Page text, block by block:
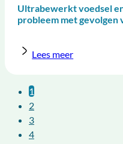
Ultrabewerkt voedsel
probleem met gevolgen
Lees meer
1
2
3
4